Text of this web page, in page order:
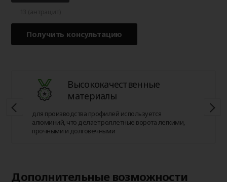
Получить консультацию
Высококачественные
материалы
для производства профилей используется
алюминий, что делает роллетные ворота легкими,
прочными и долговечными
Дополнительные возможности